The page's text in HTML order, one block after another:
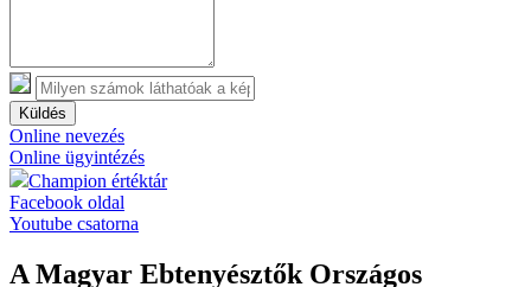
Küldés
Online nevezés
Online ügyintézés
Champion értéktár
Facebook oldal
Youtube csatorna
A Magyar Ebtenyésztők Országos